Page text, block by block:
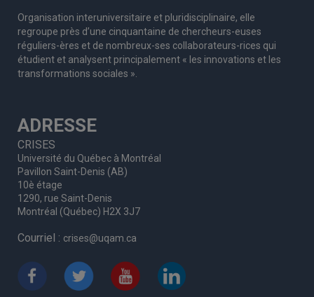
Organisation interuniversitaire et pluridisciplinaire, elle
regroupe près d’une cinquantaine de chercheurs-euses
réguliers-ères et de nombreux-ses collaborateurs-rices qui
étudient et analysent principalement « les innovations et les
transformations sociales ».
ADRESSE
CRISES
Université du Québec à Montréal
Pavillon Saint-Denis (AB)
10è étage
1290, rue Saint-Denis
Montréal (Québec) H2X 3J7
Courriel : crises@uqam.ca